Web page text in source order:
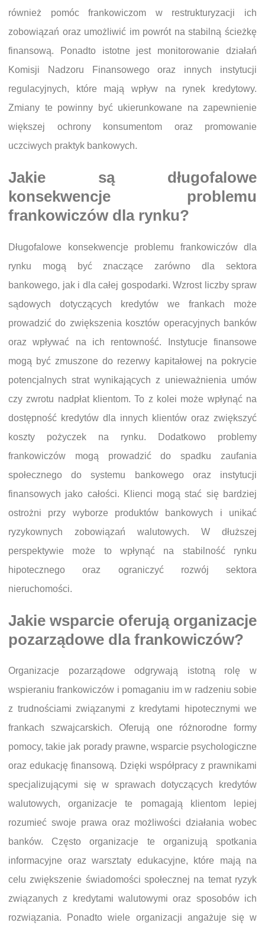
również pomóc frankowiczom w restrukturyzacji ich
zobowiązań oraz umożliwić im powrót na stabilną ścieżkę
finansową. Ponadto istotne jest monitorowanie działań
Komisji Nadzoru Finansowego oraz innych instytucji
regulacyjnych, które mają wpływ na rynek kredytowy.
Zmiany te powinny być ukierunkowane na zapewnienie
większej ochrony konsumentom oraz promowanie
uczciwych praktyk bankowych.
Jakie są długofalowe
konsekwencje problemu
frankowiczów dla rynku?
Długofalowe konsekwencje problemu frankowiczów dla
rynku mogą być znaczące zarówno dla sektora
bankowego, jak i dla całej gospodarki. Wzrost liczby spraw
sądowych dotyczących kredytów we frankach może
prowadzić do zwiększenia kosztów operacyjnych banków
oraz wpływać na ich rentowność. Instytucje finansowe
mogą być zmuszone do rezerwy kapitałowej na pokrycie
potencjalnych strat wynikających z unieważnienia umów
czy zwrotu nadpłat klientom. To z kolei może wpłynąć na
dostępność kredytów dla innych klientów oraz zwiększyć
koszty pożyczek na rynku. Dodatkowo problemy
frankowiczów mogą prowadzić do spadku zaufania
społecznego do systemu bankowego oraz instytucji
finansowych jako całości. Klienci mogą stać się bardziej
ostrożni przy wyborze produktów bankowych i unikać
ryzykownych zobowiązań walutowych. W dłuższej
perspektywie może to wpłynąć na stabilność rynku
hipotecznego oraz ograniczyć rozwój sektora
nieruchomości.
Jakie wsparcie oferują organizacje
pozarządowe dla frankowiczów?
Organizacje pozarządowe odgrywają istotną rolę w
wspieraniu frankowiczów i pomaganiu im w radzeniu sobie
z trudnościami związanymi z kredytami hipotecznymi we
frankach szwajcarskich. Oferują one różnorodne formy
pomocy, takie jak porady prawne, wsparcie psychologiczne
oraz edukację finansową. Dzięki współpracy z prawnikami
specjalizującymi się w sprawach dotyczących kredytów
walutowych, organizacje te pomagają klientom lepiej
rozumieć swoje prawa oraz możliwości działania wobec
banków. Często organizacje te organizują spotkania
informacyjne oraz warsztaty edukacyjne, które mają na
celu zwiększenie świadomości społecznej na temat ryzyk
związanych z kredytami walutowymi oraz sposobów ich
rozwiązania. Ponadto wiele organizacji angażuje się w